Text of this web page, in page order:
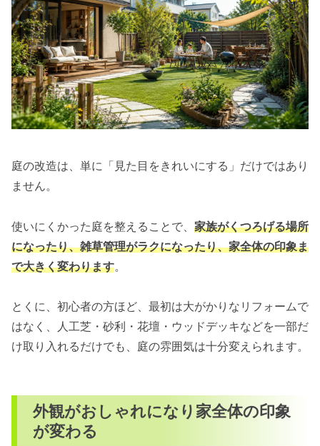
庭の改造は、単に「見た目をきれいにする」だけではあり
ません。
使いにくかった庭を整えることで、 家族がくつろげる場所
になったり、雑草管理がラクになったり、家全体の印象ま
で大きく変わります。
とくに、初心者の方ほど、最初は大がかりなリフォームで
はなく、人工芝・砂利・花壇・ウッドデッキなどを一部だ
け取り入れるだけでも、庭の雰囲気は十分変えられます。
外観がおしゃれになり家全体の印象
が変わる